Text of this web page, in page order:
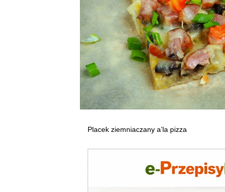
Placek ziemniaczany a’la pizza